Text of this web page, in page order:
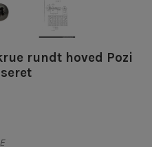
rundt hoved Pozi